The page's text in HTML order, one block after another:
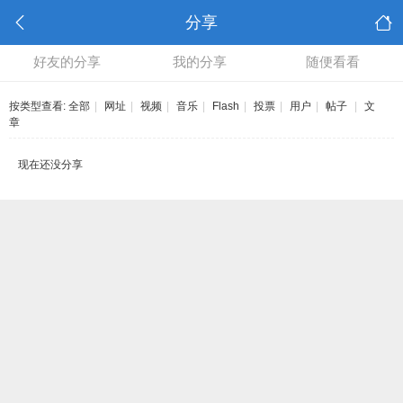
分享
好友的分享 我的分享 随便看看
按类型查看: 全部 网址 视频 音乐 Flash 投票 用户 帖子
文
章
现在还没分享